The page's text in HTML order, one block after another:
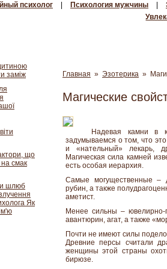
психолог Психология мужчины
Главная » Эзотерика »
Магические
Надевая камни в
задумываемся о том, что
и «нательный» лекарь,
Магическая сила камней
есть особая иерархия.
Самые могущественные –
рубин, а также
аметист.
Менее сильны – ювелирно-
авантюрин, агат, а также
Почти не имеют силы
Древние персы считали
женщины этой страны
бирюзе.
заміж
що
смак
шлюб
Як